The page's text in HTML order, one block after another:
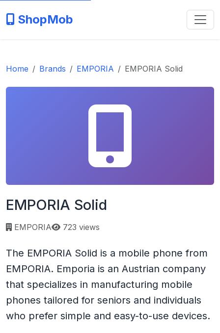
ShopMob
Home Brands EMPORIA EMPORIA Solid
EMPORIA Solid
EMPORIA Page views:
723 views
The EMPORIA Solid is a mobile phone from
EMPORIA. Emporia is an Austrian company
that specializes in manufacturing mobile
phones tailored for seniors and individuals
who prefer simple and easy-to-use devices.